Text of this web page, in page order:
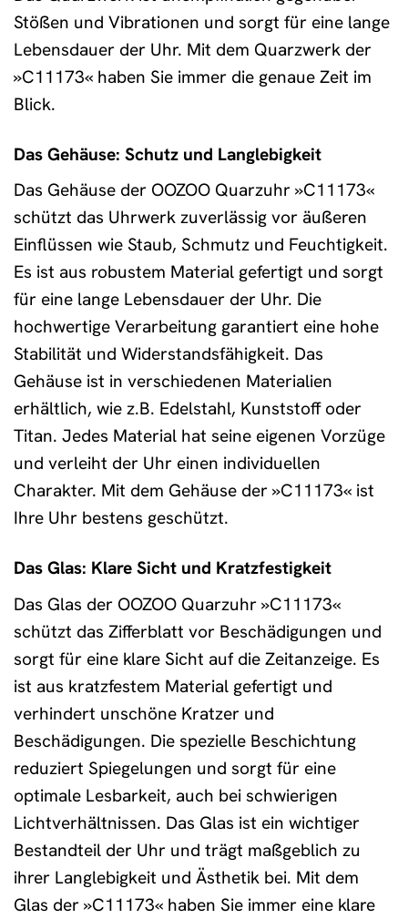
Stößen und Vibrationen und sorgt für eine lange
Lebensdauer der Uhr. Mit dem Quarzwerk der
»C11173« haben Sie immer die genaue Zeit im
Blick.
Das Gehäuse: Schutz und Langlebigkeit
Das Gehäuse der OOZOO Quarzuhr »C11173«
schützt das Uhrwerk zuverlässig vor äußeren
Einflüssen wie Staub, Schmutz und Feuchtigkeit.
Es ist aus robustem Material gefertigt und sorgt
für eine lange Lebensdauer der Uhr. Die
hochwertige Verarbeitung garantiert eine hohe
Stabilität und Widerstandsfähigkeit. Das
Gehäuse ist in verschiedenen Materialien
erhältlich, wie z.B. Edelstahl, Kunststoff oder
Titan. Jedes Material hat seine eigenen Vorzüge
und verleiht der Uhr einen individuellen
Charakter. Mit dem Gehäuse der »C11173« ist
Ihre Uhr bestens geschützt.
Das Glas: Klare Sicht und Kratzfestigkeit
Das Glas der OOZOO Quarzuhr »C11173«
schützt das Zifferblatt vor Beschädigungen und
sorgt für eine klare Sicht auf die Zeitanzeige. Es
ist aus kratzfestem Material gefertigt und
verhindert unschöne Kratzer und
Beschädigungen. Die spezielle Beschichtung
reduziert Spiegelungen und sorgt für eine
optimale Lesbarkeit, auch bei schwierigen
Lichtverhältnissen. Das Glas ist ein wichtiger
Bestandteil der Uhr und trägt maßgeblich zu
ihrer Langlebigkeit und Ästhetik bei. Mit dem
Glas der »C11173« haben Sie immer eine klare